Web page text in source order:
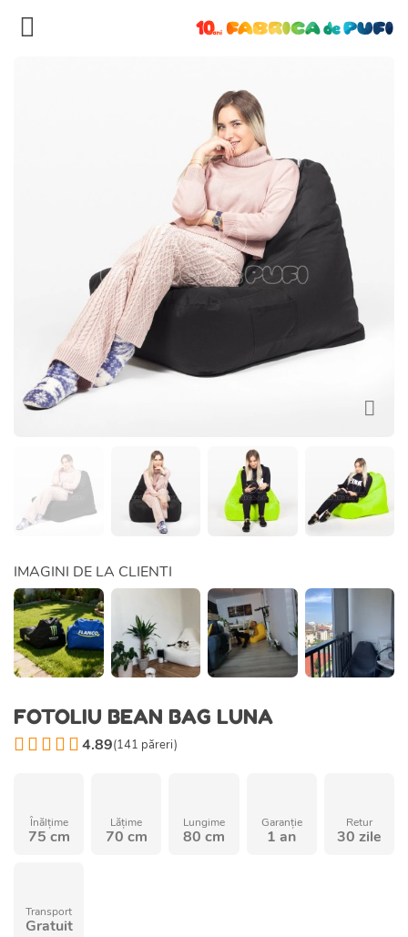
IMAGINI DE LA CLIENTI
FOTOLIU BEAN BAG LUNA
4.89(141 păreri)
Înălțime
75 cm
Lățime
70 cm
Lungime
80 cm
Garanție
1 an
Retur
30 zile
Transport
Gratuit